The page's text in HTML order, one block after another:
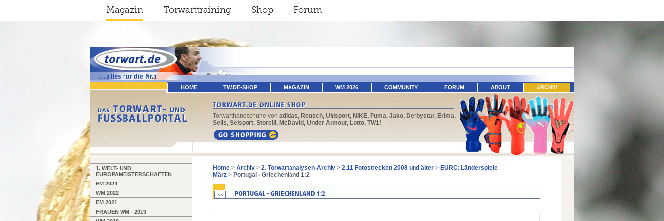
Magazin Torwarttraining Shop Forum
HOME TW.DE-SHOP MAGAZIN WM 2026 COMMUNITY FORUM ABOUT ARCHIV
Torwarthandschuhe von adidas, Reusch, Uhlsport, NIKE, Puma, Jako, Derbystar, Erima,
Sells, Selsport, Storelli, McDavid, Under Armour, Lotto, TW1!
1. WELT- UND
EUROPAMEISTERSCHAFTEN
EM 2024
WM 2022
EM 2021
FRAUEN WM - 2019
Home > Archiv > 2. Torwartanalysen-Archiv > 2.11 Fotostrecken 2008 und älter > EURO: Länderspiele
März > Portugal - Griechenland 1:2